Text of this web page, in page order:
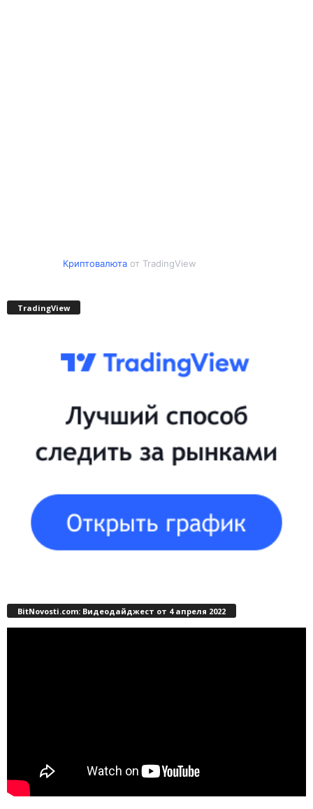
Криптовалютаот TradingView
TradingView
BitNovosti.com: Видеодайджест от 4 апреля 2022